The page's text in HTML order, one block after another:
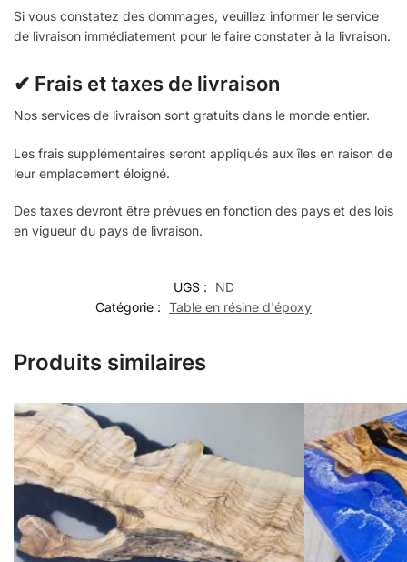
Si vous constatez des dommages, veuillez informer le service
de livraison immédiatement pour le faire constater à la livraison.
✔ Frais et taxes de livraison
Nos services de livraison sont gratuits dans le monde entier.
Les frais supplémentaires seront appliqués aux îles en raison de
leur emplacement éloigné.
Des taxes devront être prévues en fonction des pays et des lois
en vigueur du pays de livraison.
UGS :
ND
Catégorie : Table en résine d'époxy
Produits similaires